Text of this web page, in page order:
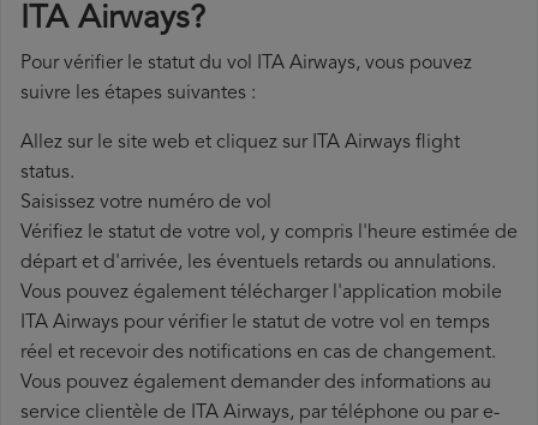
ITA Airways?
Pour vérifier le statut du vol ITA Airways, vous pouvez
suivre les étapes suivantes :
Allez sur le site web et cliquez sur ITA Airways flight
status.
Saisissez votre numéro de vol
Vérifiez le statut de votre vol, y compris l'heure estimée de
départ et d'arrivée, les éventuels retards ou annulations.
Vous pouvez également télécharger l'application mobile
ITA Airways pour vérifier le statut de votre vol en temps
réel et recevoir des notifications en cas de changement.
Vous pouvez également demander des informations au
service clientèle de ITA Airways, par téléphone ou par e-